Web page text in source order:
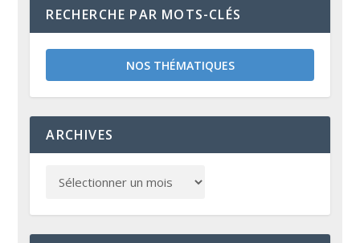
RECHERCHE PAR MOTS-CLÉS
NOS THÉMATIQUES
ARCHIVES